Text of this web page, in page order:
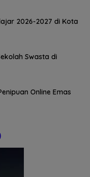
2026-2027 di Kota
Swasta di
Online Emas